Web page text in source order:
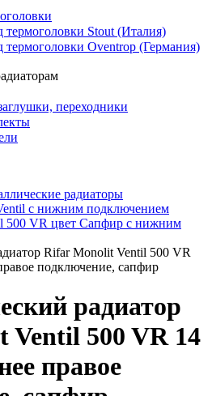
термоголовки Stout (Италия)
термоголовки Oventrop (Германия)
переходники
радиаторы
с нижним подключением
500 VR цвет Сапфир с нижним
Rifar Monolit Ventil 500 VR
подключение, сапфир
радиатор
500 VR 14
правое